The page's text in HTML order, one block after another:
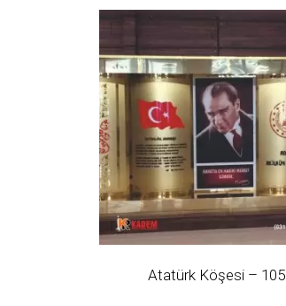
Atatürk Köşesi – 105